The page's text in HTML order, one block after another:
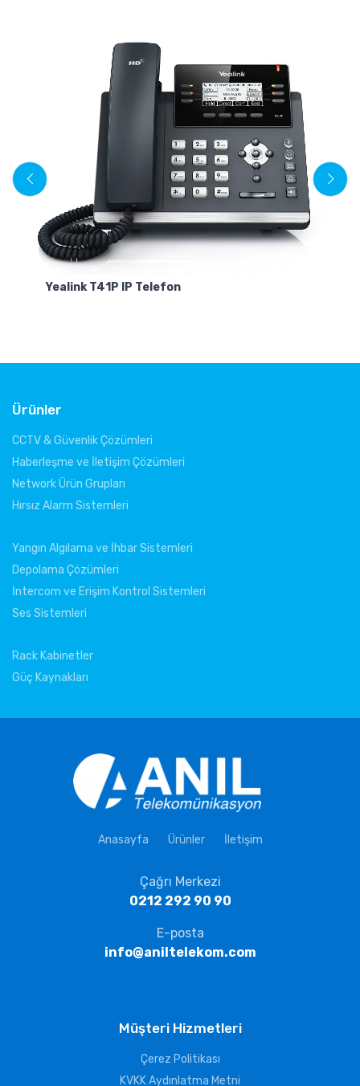
Yealink T41P IP Telefon
Ürünler
CCTV & Güvenlik Çözümleri
Haberleşme ve İletişim Çözümleri
Network Ürün Grupları
Hırsız Alarm Sistemleri
Yangın Algılama ve İhbar Sistemleri
Depolama Çözümleri
İntercom ve Erişim Kontrol Sistemleri
Ses Sistemleri
Rack Kabinetler
Güç Kaynakları
Anasayfa Ürünler İletişim
Çağrı Merkezi
0212 292 90 90
E-posta
info@aniltelekom.com
Müşteri Hizmetleri
Çerez Politikası
KVKK Aydınlatma Metni